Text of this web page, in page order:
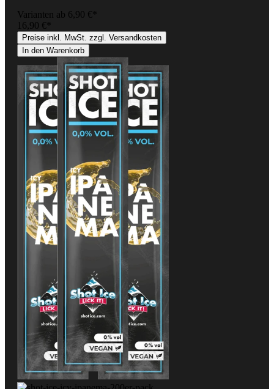
Varianten ab 6,90 €*
16,90 €*
Preise inkl. MwSt. zzgl. Versandkosten
In den Warenkorb